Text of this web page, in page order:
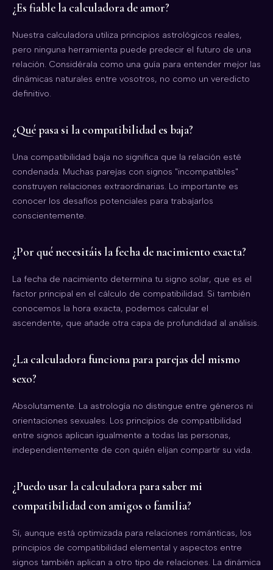
¿Es fiable la calculadora de amor?
Nuestra calculadora utiliza principios astrológicos reales,
pero ninguna herramienta puede predecir el futuro de una
relación. Considérala como una guía para entender mejor las
dinámicas naturales entre vosotros, no como un veredicto
definitivo.
¿Qué pasa si la compatibilidad es baja?
Una compatibilidad baja no significa que la relación esté
condenada. Muchas parejas con signos "incompatibles"
construyen relaciones extraordinarias. Lo importante es
conocer los desafíos potenciales para trabajarlos
conscientemente.
¿Por qué necesitáis la fecha de nacimiento exacta?
La fecha de nacimiento determina tu signo solar, que es el
factor principal en el cálculo de compatibilidad. Si también
conocemos la hora exacta, podemos calcular el
ascendente, que añade otra capa de profundidad al análisis.
¿La calculadora funciona para parejas del mismo
sexo?
Absolutamente. La astrología no distingue entre géneros ni
orientaciones sexuales. Los principios de compatibilidad
entre signos aplican igualmente a todas las personas,
independientemente de con quién elijan compartir su vida.
¿Puedo usar la calculadora para saber mi
compatibilidad con amigos o familia?
Sí, aunque está optimizada para relaciones románticas, los
principios de compatibilidad elemental y aspectos entre
signos también aplican a otro tipo de relaciones. La dinámica